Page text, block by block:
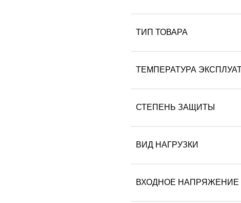
ТИП ТОВАРА
ТЕМПЕРАТУРА
СТЕПЕНЬ ЗАЩИТЫ
ВИД НАГРУЗКИ
ВХОДНОЕ НАПРЯЖЕНИЕ